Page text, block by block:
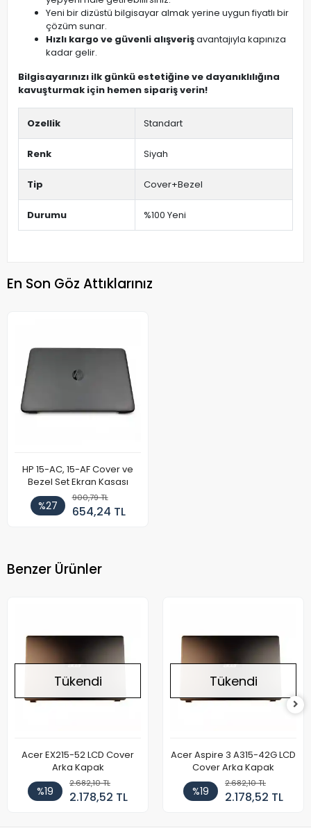
Yeni bir dizüstü bilgisayar almak yerine uygun fiyatlı bir
çözüm sunar.
Hızlı kargo ve güvenli alışverişavantajıyla kapınıza
kadar gelir.
Bilgisayarınızı ilk günkü estetiğine ve dayanıklılığına
kavuşturmak için hemen sipariş verin!
Ozellik Standart
Renk Siyah
Tip Cover+Bezel
Durumu %100 Yeni
En Son Göz Attıklarınız
HP 15-AC, 15-AF Cover ve
Bezel Set Ekran Kasası
%27
900,79 TL
654,24 TL
Benzer Ürünler
Tükendi
Acer EX215-52 LCD Cover
Arka Kapak
%19
2.682,10 TL
2.178,52 TL
Tükendi
Acer Aspire 3 A315-42G LCD
Cover Arka Kapak
%19
2.682,10 TL
2.178,52 TL